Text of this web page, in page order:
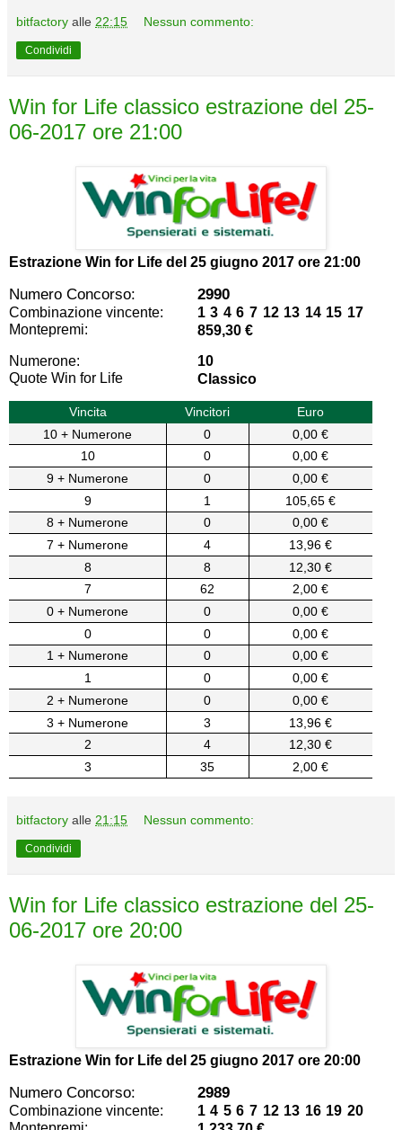
bitfactory alle 22:15 Nessun commento:
Condividi
Win for Life classico estrazione del 25-
06-2017 ore 21:00
Estrazione Win for Life del 25 giugno 2017 ore 21:00
Numero Concorso: 2990
Combinazione vincente:
1 3 4 6 7 12 13 14 15 17
Montepremi:
859,30 €
Numerone:
10
Quote Win for Life
Classico
Vincita Vincitori
Euro
10 + Numerone
0
0,00 €
10
0
0,00 €
9 + Numerone
0
0,00 €
9
1
105,65 €
8 + Numerone
0
0,00 €
7 + Numerone
4
13,96 €
8
8
12,30 €
7
62
2,00 €
0 + Numerone
0
0,00 €
0
0
0,00 €
1 + Numerone
0
0,00 €
1
0
0,00 €
2 + Numerone
0
0,00 €
3 + Numerone
3
13,96 €
2
4
12,30 €
3
35 2,00 €
bitfactory alle 21:15 Nessun commento:
Condividi
Win for Life classico estrazione del 25-
06-2017 ore 20:00
Estrazione Win for Life del 25 giugno 2017 ore 20:00
Numero Concorso: 2989
Combinazione vincente:
1 4 5 6 7 12 13 16 19 20